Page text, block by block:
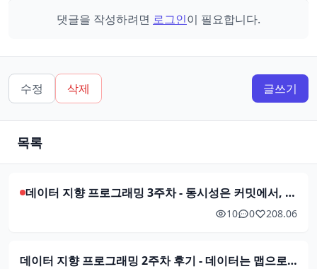
댓글을 작성하려면 로그인이 필요합니다.
수정 삭제 글쓰기
목록
데이터 지향 프로그래밍 3주차 - 동시성은 커밋에서, 테스트는 데이터로
10 0 208.06
데이터 지향 프로그래밍 2주차 후기 - 데이터는 맵으로, 상태는 참조로